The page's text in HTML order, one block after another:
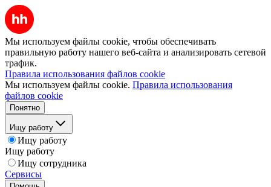
Мы используем файлы cookie, чтобы обеспечивать
правильную работу нашего веб-сайта и анализировать сетевой
трафик.
Правила использования файлов cookie
Мы используем файлы cookie. Правила использования
файлов cookie
Понятно
Ищу работу
Ищу работу
Ищу работу
Ищу сотрудника
Сервисы